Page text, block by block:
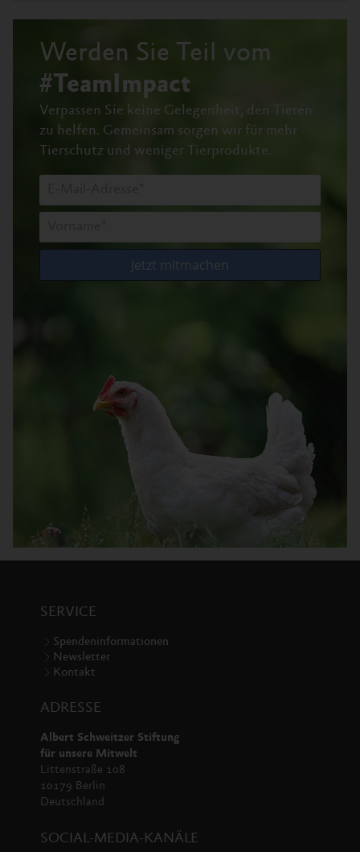
Werden Sie Teil vom
#TeamImpact
Verpassen Sie keine Gelegenheit, den Tieren
zu helfen. Gemeinsam sorgen wir für mehr
Tierschutz und weniger Tierprodukte.
SERVICE
Spendeninformationen
Newsletter
Kontakt
ADRESSE
Albert Schweitzer Stiftung
für unsere Mitwelt
Littenstraße 108
10179 Berlin
Deutschland
SOCIAL-MEDIA-KANÄLE